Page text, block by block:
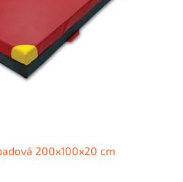
200x100x20 cm